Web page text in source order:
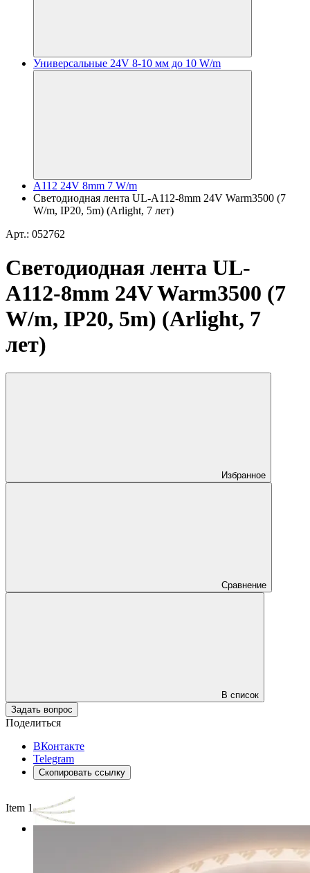
Универсальные 24V 8-10 мм до 10 W/m
A112 24V 8mm 7 W/m
Светодиодная лента UL-A112-8mm 24V Warm3500 (7
W/m, IP20, 5m) (Arlight, 7 лет)
Арт.: 052762
Светодиодная лента UL-
A112-8mm 24V Warm3500 (7
W/m, IP20, 5m) (Arlight, 7
лет)
Избранное
Сравнение
В список
Задать вопрос
Поделиться
ВКонтакте
Telegram
Скопировать ссылку
Item 1 of 3